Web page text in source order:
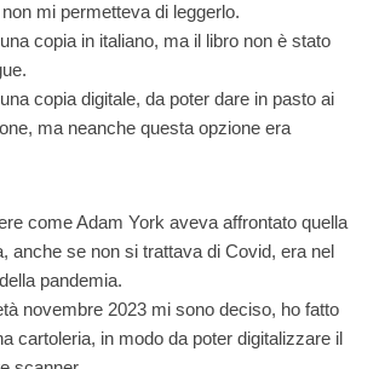
mi permetteva di leggerlo.
copia in italiano, ma il libro non è stato
copia digitale, da poter dare in pasto ai
ma neanche questa opzione era
come Adam York aveva affrontato quella
anche se non si trattava di Covid, era nel
pandemia.
novembre 2023 mi sono deciso, ho fatto
cartoleria, in modo da poter digitalizzare il